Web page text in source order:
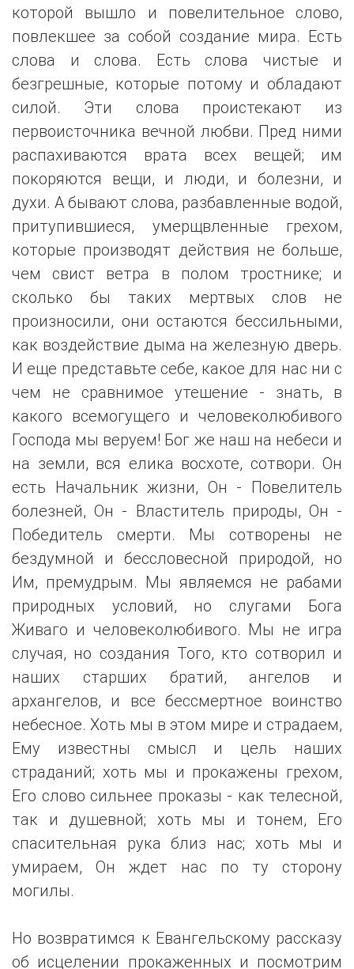
которой вышло и повелительное слово,
повлекшее за собой создание мира. Есть
слова и слова. Есть слова чистые и
безгрешные, которые потому и обладают
силой. Эти слова проистекают из
первоисточника вечной любви. Пред ними
распахиваются врата всех вещей; им
покоряются вещи, и люди, и болезни, и
духи. А бывают слова, разбавленные водой,
притупившиеся, умерщвленные грехом,
которые производят действия не больше,
чем свист ветра в полом тростнике; и
сколько бы таких мертвых слов не
произносили, они остаются бессильными,
как воздействие дыма на железную дверь.
И еще представьте себе, какое для нас ни с
чем не сравнимое утешение - знать, в
какого всемогущего и человеколюбивого
Господа мы веруем! Бог же наш на небеси и
на земли, вся елика восхоте, сотвори. Он
есть Начальник жизни, Он - Повелитель
болезней, Он - Властитель природы, Он -
Победитель смерти. Мы сотворены не
бездумной и бессловесной природой, но
Им, премудрым. Мы являемся не рабами
природных условий, но слугами Бога
Живаго и человеколюбивого. Мы не игра
случая, но создания Того, кто сотворил и
наших старших братий, ангелов и
архангелов, и все бессмертное воинство
небесное. Хоть мы в этом мире и страдаем,
Ему известны смысл и цель наших
страданий; хоть мы и прокажены грехом,
Его слово сильнее проказы - как телесной,
так и душевной; хоть мы и тонем, Его
спасительная рука близ нас; хоть мы и
умираем, Он ждет нас по ту сторону
могилы.
Но возвратимся к Евангельскому рассказу
об исцелении прокаженных и посмотрим